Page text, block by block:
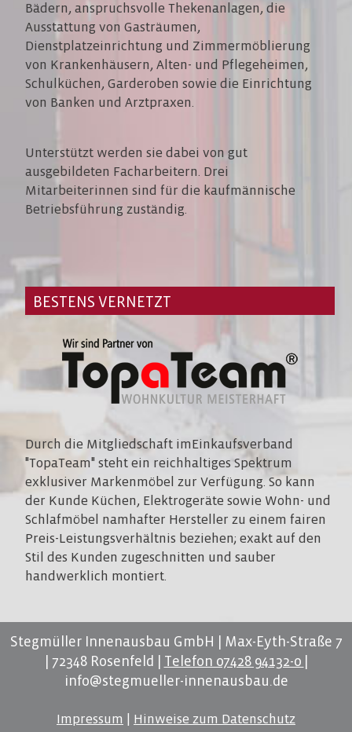
Bädern, anspruchsvolle Thekenanlagen, die
Ausstattung von Gasträumen,
Dienstplatzeinrichtung und Zimmermöblierung
von Krankenhäusern, Alten- und Pflegeheimen,
Schulküchen, Garderoben sowie die Einrichtung
von Banken und Arztpraxen.
Unterstützt werden sie dabei von gut
ausgebildeten Facharbeitern. Drei
Mitarbeiterinnen sind für die kaufmännische
Betriebsführung zuständig.
BESTENS VERNETZT
Durch die Mitgliedschaft imEinkaufsverband
"TopaTeam" steht ein reichhaltiges Spektrum
exklusiver Markenmöbel zur Verfügung. So kann
der Kunde Küchen, Elektrogeräte sowie Wohn- und
Schlafmöbel namhafter Hersteller zu einem fairen
Preis-Leistungsverhältnis beziehen; exakt auf den
Stil des Kunden zugeschnitten und sauber
handwerklich montiert.
Stegmüller Innenausbau GmbH | Max-Eyth-Straße 7
| 72348 Rosenfeld | Telefon 07428 94132-0
info@stegmueller-innenausbau.de
Impressum Hinweise zum Datenschutz